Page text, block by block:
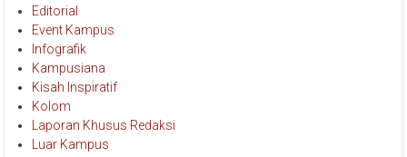
Event Kampus
Infografik
Kampusiana
Kisah Inspiratif
Kolom
Laporan Khusus Redaksi
Luar Kampus
Opini